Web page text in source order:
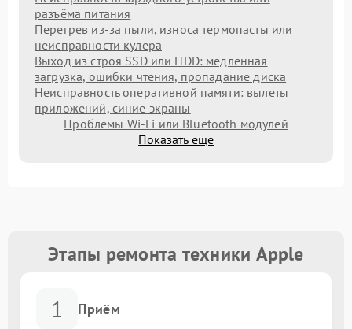
разъёма питания
Перегрев из‑за пыли, износа термопасты или
неисправности кулера
Выход из строя SSD или HDD: медленная
загрузка, ошибки чтения, пропадание диска
Неисправность оперативной памяти: вылеты
приложений, синие экраны
Проблемы Wi‑Fi или Bluetooth модулей
Показать еще
Этапы ремонта техники Apple
1 Приём